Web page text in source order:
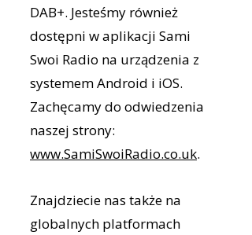
DAB+. Jesteśmy również
dostępni w aplikacji Sami
Swoi Radio na urządzenia z
systemem Android i iOS.
Zachęcamy do odwiedzenia
naszej strony:
www.SamiSwoiRadio.co.uk.
Znajdziecie nas także na
globalnych platformach